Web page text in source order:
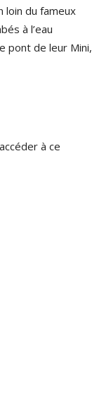
loin du fameux
à l’eau
pont de leur Mini,
à ce